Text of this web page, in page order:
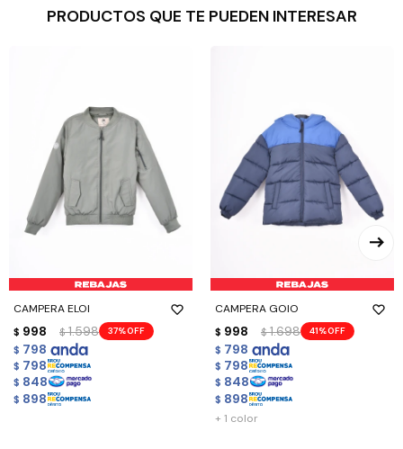
PRODUCTOS QUE TE PUEDEN INTERESAR
CAMPERA ELOI
$ 998 $ 1.598 37
$ 798
$ 798
$ 848
$ 898
CAMPERA GOIO
$ 998 $ 1.698 41
$ 798
$ 798
$ 848
$ 898
+ 1 color